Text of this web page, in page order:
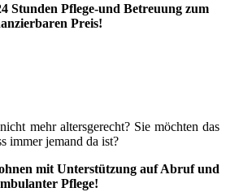
Stunden Pflege-und Betreuung zum
Preis!
mehr altersgerecht? Sie möchten das
immer jemand da ist?
mit Unterstützung auf Abruf und
Pflege!